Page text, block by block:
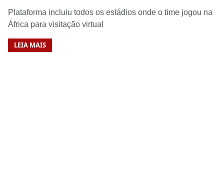
Plataforma incluiu todos os estádios onde o time jogou na
África para visitação virtual
LEIA MAIS